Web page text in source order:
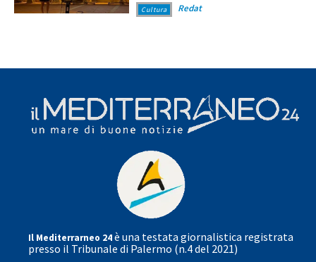
Cultura Redat
Il Mediterrarneo 24è una testata giornalistica registrata
presso il Tribunale di Palermo (n.4 del 2021)